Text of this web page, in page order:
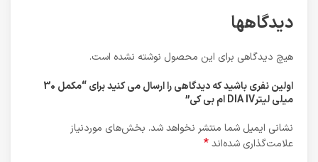
دیدگاهها
هیچ دیدگاهی برای این محصول نوشته نشده است.
اولین نفری باشید که دیدگاهی را ارسال می کنید برای “مکمل 30
میلی لیترDIA IV ام بی کی”
نشانی ایمیل شما منتشر نخواهد شد. بخش‌های موردنیاز
علامت‌گذاری شده‌اند*